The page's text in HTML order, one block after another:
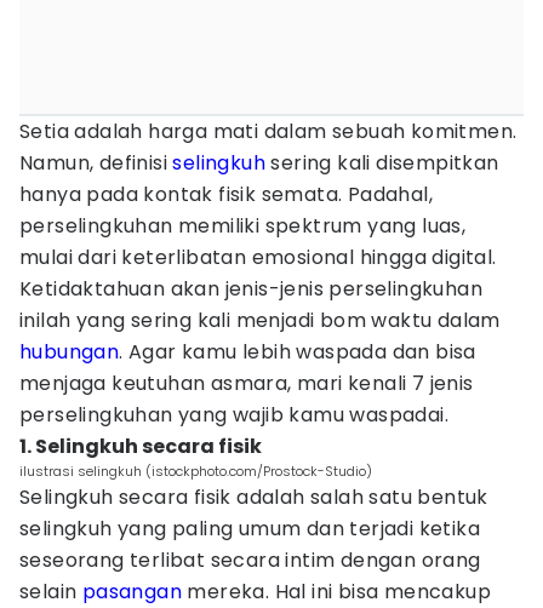
Setia adalah harga mati dalam sebuah komitmen.
Namun, definisiselingkuhsering kali disempitkan
hanya pada kontak fisik semata. Padahal,
perselingkuhan memiliki spektrum yang luas,
mulai dari keterlibatan emosional hingga digital.
Ketidaktahuan akan jenis-jenis perselingkuhan
inilah yang sering kali menjadi bom waktu dalam
hubungan. Agar kamu lebih waspada dan bisa
menjaga keutuhan asmara, mari kenali 7 jenis
perselingkuhan yang wajib kamu waspadai.
1. Selingkuh secara fisik
ilustrasi selingkuh (istockphoto.com/Prostock-Studio)
Selingkuh secara fisik adalah salah satu bentuk
selingkuh yang paling umum dan terjadi ketika
seseorang terlibat secara intim dengan orang
selain pasangan mereka. Hal ini bisa mencakup